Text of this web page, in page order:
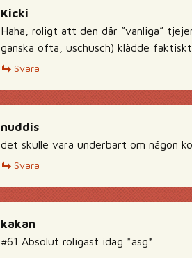
Kicki
Haha, roligt att den där ”vanliga”
ganska ofta, uschusch) klädde
Svara
nuddis
det skulle vara underbart om någon
Svara
kakan
#61 Absolut roligast idag *asg*